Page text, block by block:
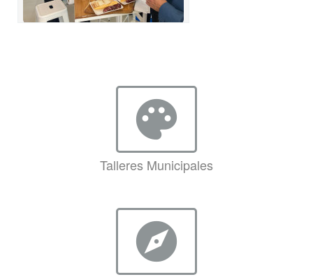
palette
Talleres Municipales
explore